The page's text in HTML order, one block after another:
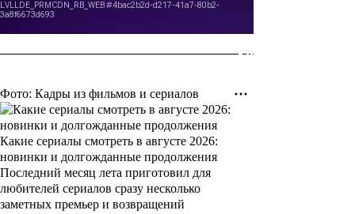
Фото: Кадры из фильмов и сериалов
Какие сериалы смотреть в августе 2026:
новинки и долгожданные продолжения
Последний месяц лета приготовил для
любителей сериалов сразу несколько
заметных премьер и возвращений